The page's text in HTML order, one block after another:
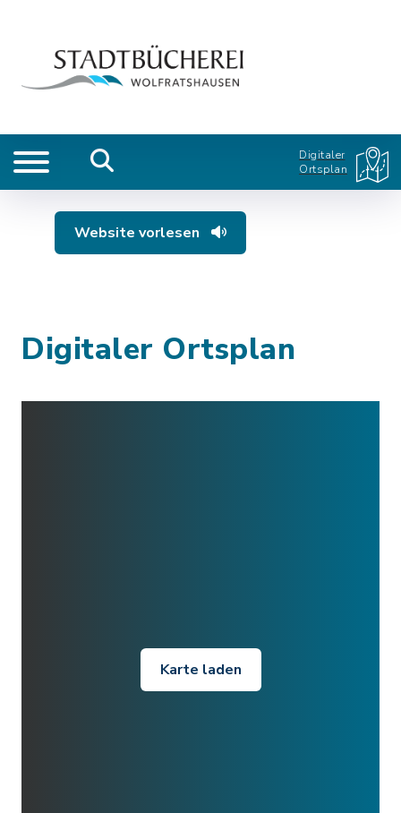
Digitaler
Ortsplan
Website vorlesen
Digitaler Ortsplan
Karte laden